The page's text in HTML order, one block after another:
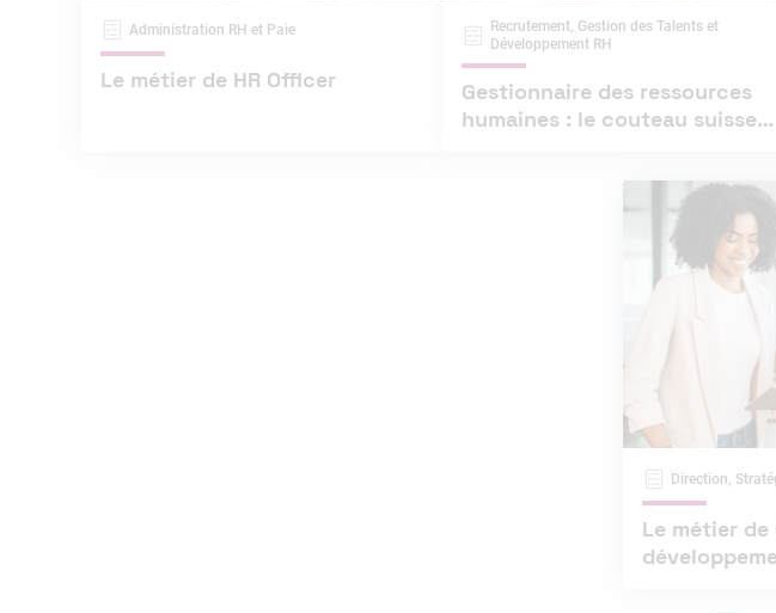
Administration RH et Paie
Le métier de HR Officer
Recrutement, Gestion des Talents et
Développement RH
Gestionnaire des ressources
humaines : le couteau suisse
Direction,
Le métier de